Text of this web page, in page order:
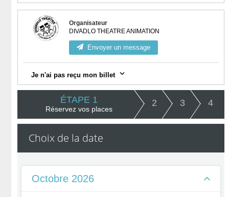
Organisateur
DIVADLO THEATRE ANIMATION
Envoyer un message
Je n'ai pas reçu mon billet
Vérifiez votre messagerie, notamment la catégorie "spam".
Connectez-vous à votre compte
et visualisez toutes vos
commandes validées et téléchargez vos billets.
Contactez l'organisateur en utilisant le bouton de contact ci-
ÉTAPE 1
Réservez vos places
2 3 4
Choix de la date
Octobre 2026